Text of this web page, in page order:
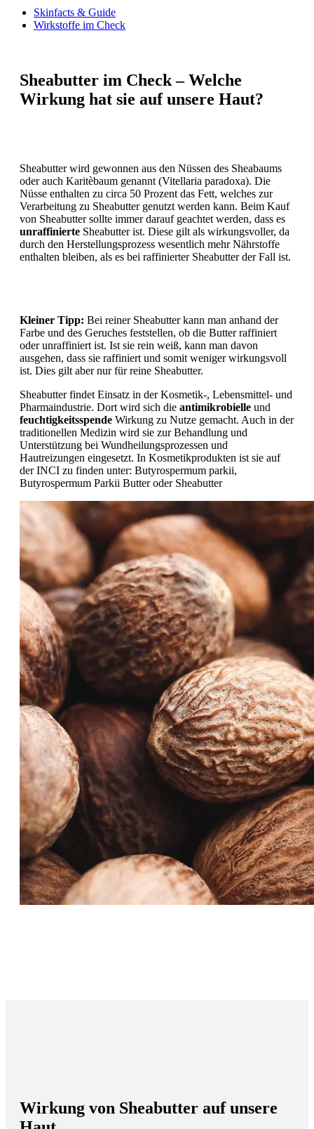
Skinfacts & Guide
Wirkstoffe im Check
Sheabutter im Check – Welche
Wirkung hat sie auf unsere Haut?
Sheabutter wird gewonnen aus den Nüssen des Sheabaums
oder auch Karitèbaum genannt (Vitellaria paradoxa). Die
Nüsse enthalten zu circa 50 Prozent das Fett, welches zur
Verarbeitung zu Sheabutter genutzt werden kann. Beim Kauf
von Sheabutter sollte immer darauf geachtet werden, dass es
unraffinierte Sheabutter ist. Diese gilt als wirkungsvoller, da
durch den Herstellungsprozess wesentlich mehr Nährstoffe
enthalten bleiben, als es bei raffinierter Sheabutter der Fall ist.
Kleiner Tipp: Bei reiner Sheabutter kann man anhand der
Farbe und des Geruches feststellen, ob die Butter raffiniert
oder unraffiniert ist. Ist sie rein weiß, kann man davon
ausgehen, dass sie raffiniert und somit weniger wirkungsvoll
ist. Dies gilt aber nur für reine Sheabutter.
Sheabutter findet Einsatz in der Kosmetik-, Lebensmittel- und
Pharmaindustrie. Dort wird sich die antimikrobielle und
feuchtigkeitsspende Wirkung zu Nutze gemacht. Auch in der
traditionellen Medizin wird sie zur Behandlung und
Unterstützung bei Wundheilungsprozessen und
Hautreizungen eingesetzt. In Kosmetikprodukten ist sie auf
der INCI zu finden unter: Butyrospermum parkii,
Butyrospermum Parkii Butter oder Sheabutter
Wirkung von Sheabutter auf unsere